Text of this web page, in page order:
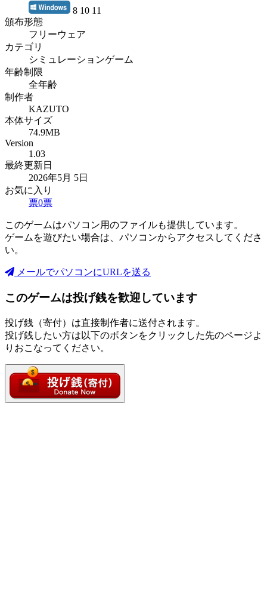
8 10 11
頒布形態
フリーウェア
カテゴリ
シミュレーションゲーム
年齢制限
全年齢
制作者
KAZUTO
本体サイズ
74.9MB
Version
1.03
最終更新日
2026年5月 5日
お気に入り
票0票
このゲームはパソコン用のファイルも提供しています。
ゲームを遊びたい場合は、パソコンからアクセスしてくださ
い。
メールでパソコンにURLを送る
このゲームは投げ銭を歓迎しています
投げ銭（寄付）は直接制作者に送付されます。
投げ銭したい方は以下のボタンをクリックした先のページよ
りおこなってください。